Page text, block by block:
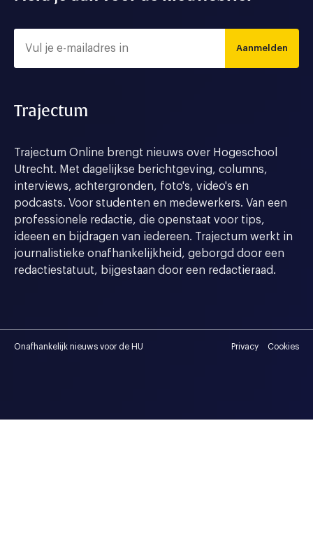
Aanmelden
Trajectum
Trajectum Online brengt nieuws over Hogeschool
Utrecht. Met dagelijkse berichtgeving, columns,
interviews, achtergronden, foto's, video's en
podcasts. Voor studenten en medewerkers. Van een
professionele redactie, die openstaat voor tips,
ideeen en bijdragen van iedereen. Trajectum werkt in
journalistieke onafhankelijkheid, geborgd door een
redactiestatuut, bijgestaan door een redactieraad.
Onafhankelijk nieuws voor de HU Privacy Cookies